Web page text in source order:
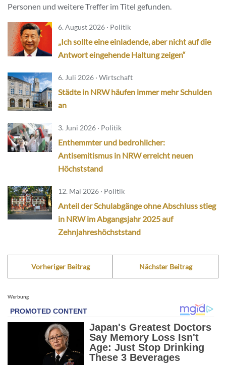
Personen und weitere Treffer im Titel gefunden.
6. August 2026 · Politik
„Ich sollte eine einladende, aber nicht auf die
Antwort eingehende Haltung zeigen“
6. Juli 2026 · Wirtschaft
Städte in NRW häufen immer mehr Schulden
an
3. Juni 2026 · Politik
Enthemmter und bedrohlicher:
Antisemitismus in NRW erreicht neuen
Höchststand
12. Mai 2026 · Politik
Anteil der Schulabgänge ohne Abschluss stieg
in NRW im Abgangsjahr 2025 auf
Zehnjahreshöchststand
Vorheriger Beitrag Nächster Beitrag
Werbung